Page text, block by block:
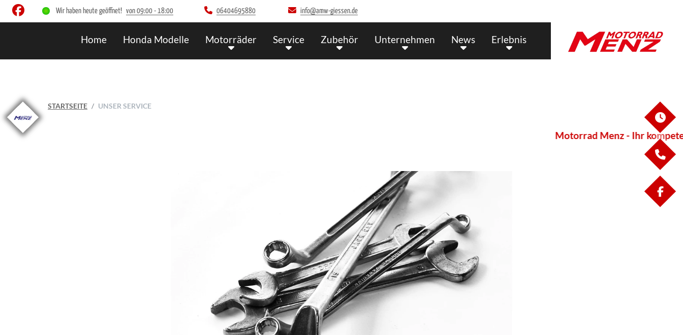
Wir haben heute geöffnet! von 09:00 - 18:00 06404695880 info@amw-giessen.de
Home Honda Modelle Motorräder Service Zubehör Unternehmen News Erlebnis
STARTSEITE UNSER SERVICE
Motorrad Menz - Ihr